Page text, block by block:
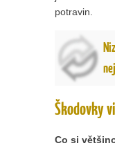
potravin.
Škodovky
Co si